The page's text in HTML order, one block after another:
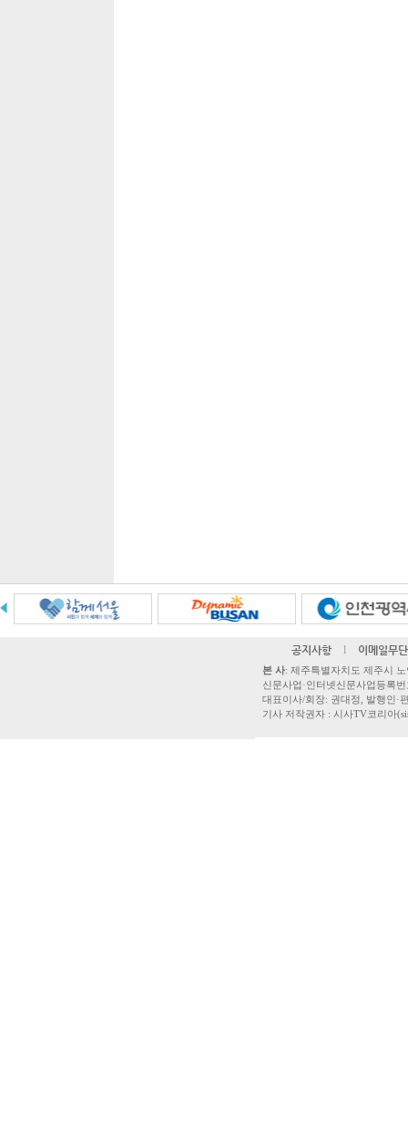
공지사항 l 이메일무
본 사: 제주특별자치도 제주시
신문사업·인터넷신문사업등록
대표이사/회장: 권대정, 발행인·
기사 저작권자 : 시사TV코리아